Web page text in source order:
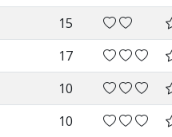
15
17
10
10